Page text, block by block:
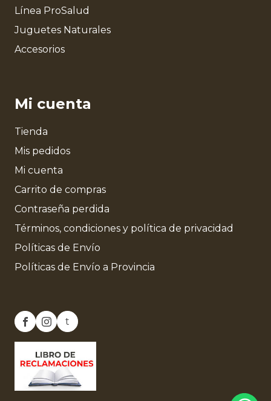
Línea ProSalud
Juguetes Naturales
Accesorios
Mi cuenta
Tienda
Mis pedidos
Mi cuenta
Carrito de compras
Contraseña perdida
Términos, condiciones y política de privacidad
Políticas de Envío
Políticas de Envío a Provincia
t